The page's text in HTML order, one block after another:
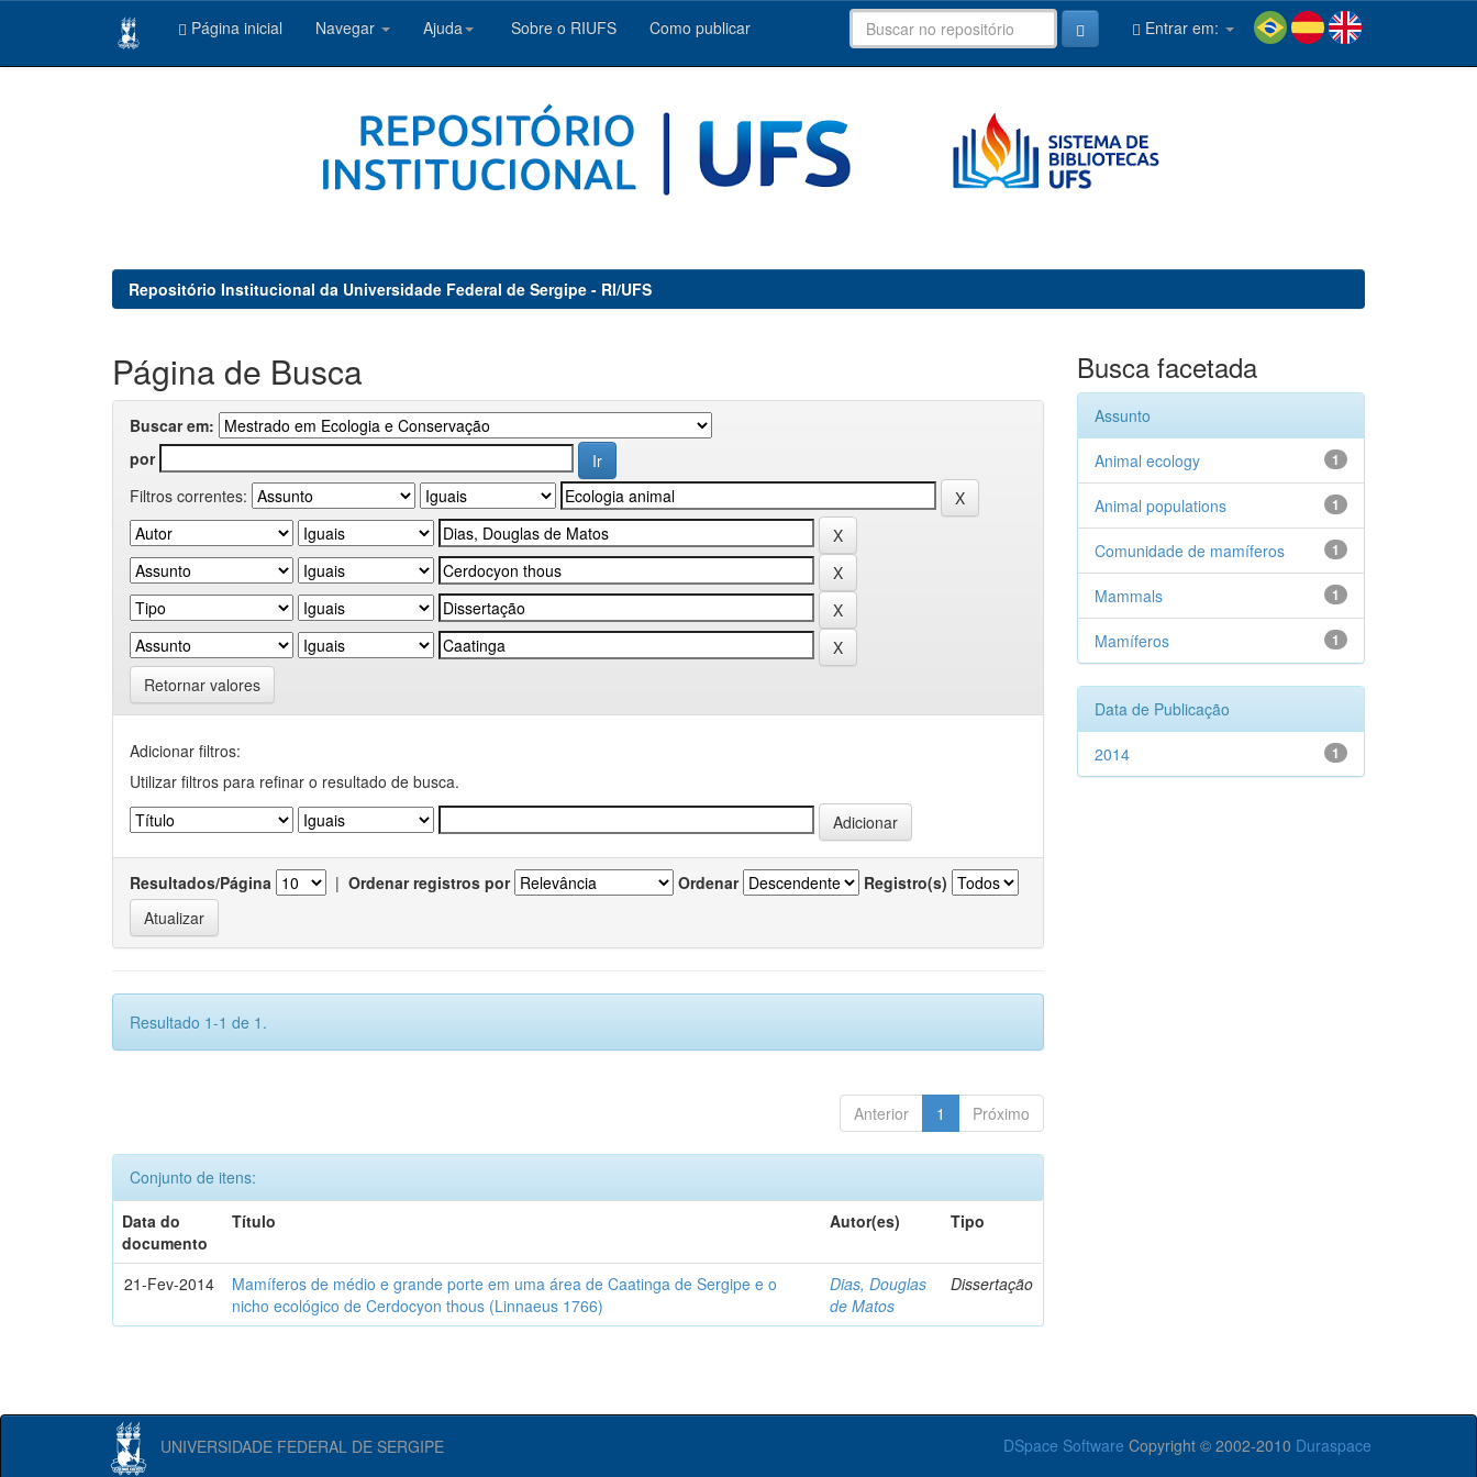
Página inicial Navegar Ajuda Sobre o RIUFS Como publicar Entrar em:
Repositório Institucional da Universidade Federal de Sergipe - RI/UFS
Página de Busca
Buscar em:
por
Filtros correntes:
Retornar valores
Adicionar filtros:
Utilizar filtros para refinar o resultado de busca.
Resultados/Página | Ordenar registros por Ordenar Registro(s)
Resultado 1-1 de 1.
Anterior 1 Próximo
Conjunto de itens:
Data do
documento
Título Autor(es) Tipo
21-Fev-2014
Mamíferos de médio e grande porte em uma área de Caatinga de Sergipe e o
nicho ecológico de Cerdocyon thous (Linnaeus 1766)
Dias, Douglas
de Matos
Dissertação
Busca facetada
Assunto
1
Animal ecology
1
Animal populations
1
Comunidade de mamíferos
1
Mammals
1
Mamíferos
Data de Publicação
1
2014
UNIVERSIDADE FEDERAL DE SERGIPE DSpace Software Copyright © 2002-2010 Duraspace